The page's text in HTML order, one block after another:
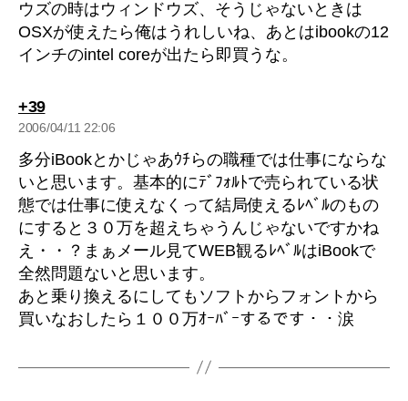
ウズの時はウィンドウズ、そうじゃないときは
OSXが使えたら俺はうれしいね、あとはibookの12
インチのintel coreが出たら即買うな。
+39の
発
2006/04/11 22:06
多分iBookとかじゃあｳﾁらの職種では仕事にならな
いと思います。基本的にﾃﾞﾌｫﾙﾄで売られている状
態では仕事に使えなくって結局使えるﾚﾍﾞﾙのもの
にすると３０万を超えちゃうんじゃないですかね
え・・？まぁメール見てWEB観るﾚﾍﾞﾙはiBookで
全然問題ないと思います。
あと乗り換えるにしてもソフトからフォントから
買いなおしたら１００万ｵｰﾊﾞｰするです・・涙